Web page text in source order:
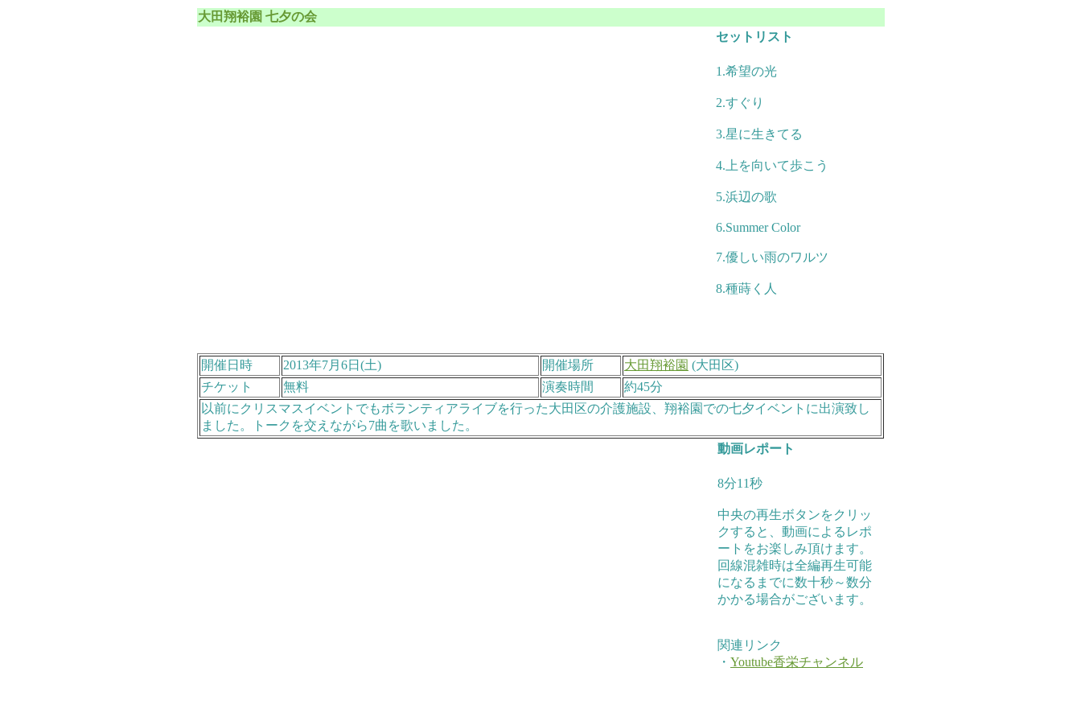
大田翔裕園 七夕の会
セットリスト
1.希望の光
2.すぐり
3.星に生きてる
4.上を向いて歩こう
5.浜辺の歌
6.Summer Color
7.優しい雨のワルツ
8.種蒔く人
開催日時 2013年7月6日(土) 開催場所 大田翔裕園 (大田区)
チケット
無料 演奏時間
約45分
以前にクリスマスイベントでもボランティアライブを行った大田区の介護施設、翔裕園での七夕イベントに出演致し
ました。トークを交えながら7曲を歌いました。
動画レポート
8分11秒
中央の再生ボタンをクリッ
クすると、動画によるレポ
ートをお楽しみ頂けます。
回線混雑時は全編再生可能
になるまでに数十秒～数分
かかる場合がございます。
関連リンク
・ Youtube香栄チャンネル